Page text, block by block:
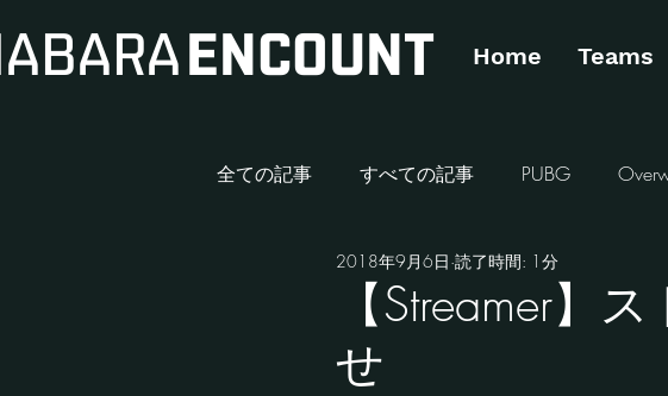
ENCOUNT Home Teams
全ての記事 すべての記事 PUBG
イベント スポンサー Shadowverse
VALORANT
【Streamer】
せ
2018年9月6日 読了時間: 1分